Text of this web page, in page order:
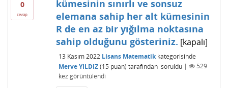
0
cevap
kümesinin sınırlı ve sonsuz
elemana sahip her alt kümesinin
R de en az bir yığılma noktasına
sahip olduğunu gösteriniz. [kapalı]
13 Kasım 2022 Lisans Matematikkategorisinde
Merve YILDIZ (15 puan) tarafından soruldu |
529
kez görüntülendi